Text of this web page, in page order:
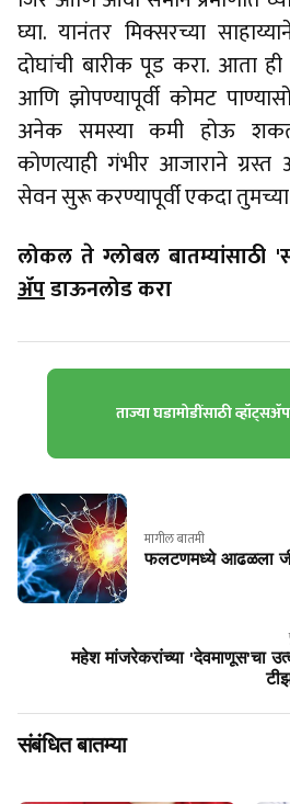
घ्या. यानंतर मिक्सरच्या
दोघांची बारीक पूड करा. आता ही
आणि झोपण्यापूर्वी कोमट
अनेक समस्या कमी होऊ
कोणत्याही गंभीर आजाराने
सेवन सुरू करण्यापूर्वी एकदा तुमच्या
लोकल ते ग्लोबल बातम्यांसाठी
ॲपडाऊनलोड करा
ताज्या घडामोडींसाठी
मागील बातमी
फलटणमध्ये आढळला
महेश मांजरेकरांच्या 'देवमाणूस'चा
संबंधित बातम्या